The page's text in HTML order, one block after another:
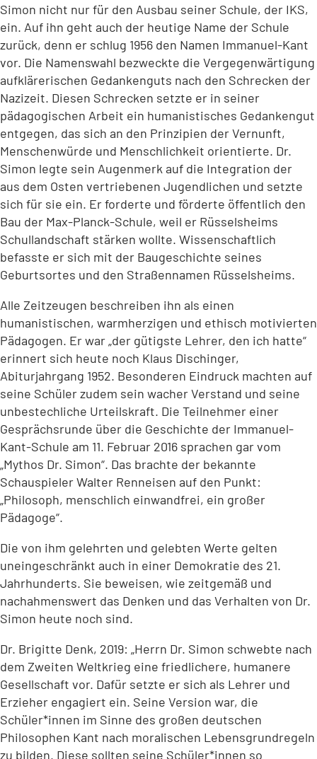
Simon nicht nur für den Ausbau seiner Schule, der IKS,
ein. Auf ihn geht auch der heutige Name der Schule
zurück, denn er schlug 1956 den Namen Immanuel-Kant
vor. Die Namenswahl bezweckte die Vergegenwärtigung
aufklärerischen Gedankenguts nach den Schrecken der
Nazizeit. Diesen Schrecken setzte er in seiner
pädagogischen Arbeit ein humanistisches Gedankengut
entgegen, das sich an den Prinzipien der Vernunft,
Menschenwürde und Menschlichkeit orientierte. Dr.
Simon legte sein Augenmerk auf die Integration der
aus dem Osten vertriebenen Jugendlichen und setzte
sich für sie ein. Er forderte und förderte öffentlich den
Bau der Max-Planck-Schule, weil er Rüsselsheims
Schullandschaft stärken wollte. Wissenschaftlich
befasste er sich mit der Baugeschichte seines
Geburtsortes und den Straßennamen Rüsselsheims.
Alle Zeitzeugen beschreiben ihn als einen
humanistischen, warmherzigen und ethisch motivierten
Pädagogen. Er war „der gütigste Lehrer, den ich hatte“
erinnert sich heute noch Klaus Dischinger,
Abiturjahrgang 1952. Besonderen Eindruck machten auf
seine Schüler zudem sein wacher Verstand und seine
unbestechliche Urteilskraft. Die Teilnehmer einer
Gesprächsrunde über die Geschichte der Immanuel-
Kant-Schule am 11. Februar 2016 sprachen gar vom
„Mythos Dr. Simon“. Das brachte der bekannte
Schauspieler Walter Renneisen auf den Punkt:
„Philosoph, menschlich einwandfrei, ein großer
Pädagoge“.
Die von ihm gelehrten und gelebten Werte gelten
uneingeschränkt auch in einer Demokratie des 21.
Jahrhunderts. Sie beweisen, wie zeitgemäß und
nachahmenswert das Denken und das Verhalten von Dr.
Simon heute noch sind.
Dr. Brigitte Denk, 2019: „Herrn Dr. Simon schwebte nach
dem Zweiten Weltkrieg eine friedlichere, humanere
Gesellschaft vor. Dafür setzte er sich als Lehrer und
Erzieher engagiert ein. Seine Version war, die
Schüler*innen im Sinne des großen deutschen
Philosophen Kant nach moralischen Lebensgrundregeln
zu bilden. Diese sollten seine Schüler*innen so